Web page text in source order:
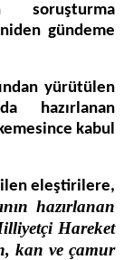
soruşturma
gündeme
yürütülen
hazırlanan
kabul
eleştirilere,
hazırlanan
Hareket
kan ve çamur